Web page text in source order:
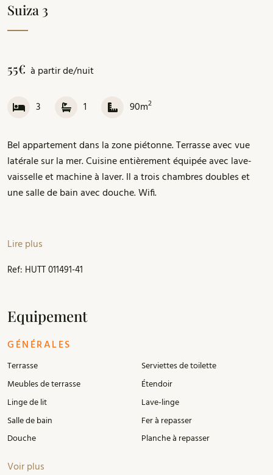
Suiza 3
3 1 90m2
Bel appartement dans la zone piétonne. Terrasse avec vue
latérale sur la mer. Cuisine entièrement équipée avec lave-
vaisselle et machine à laver. Il a trois chambres doubles et
une salle de bain avec douche. Wifi.
IMPORTANT: le bâtiment n'a pas d'ascenseur. L'appartement
Lire plus
Ref: HUTT 011491-41
Equipement
GÉNÉRALES
Terrasse
Meubles de terrasse
Linge de lit
Salle de bain
Douche
Serviettes de toilette
Étendoir
Lave-linge
Fer à repasser
Planche à repasser
Voir plus
55€ à partir de/nuit